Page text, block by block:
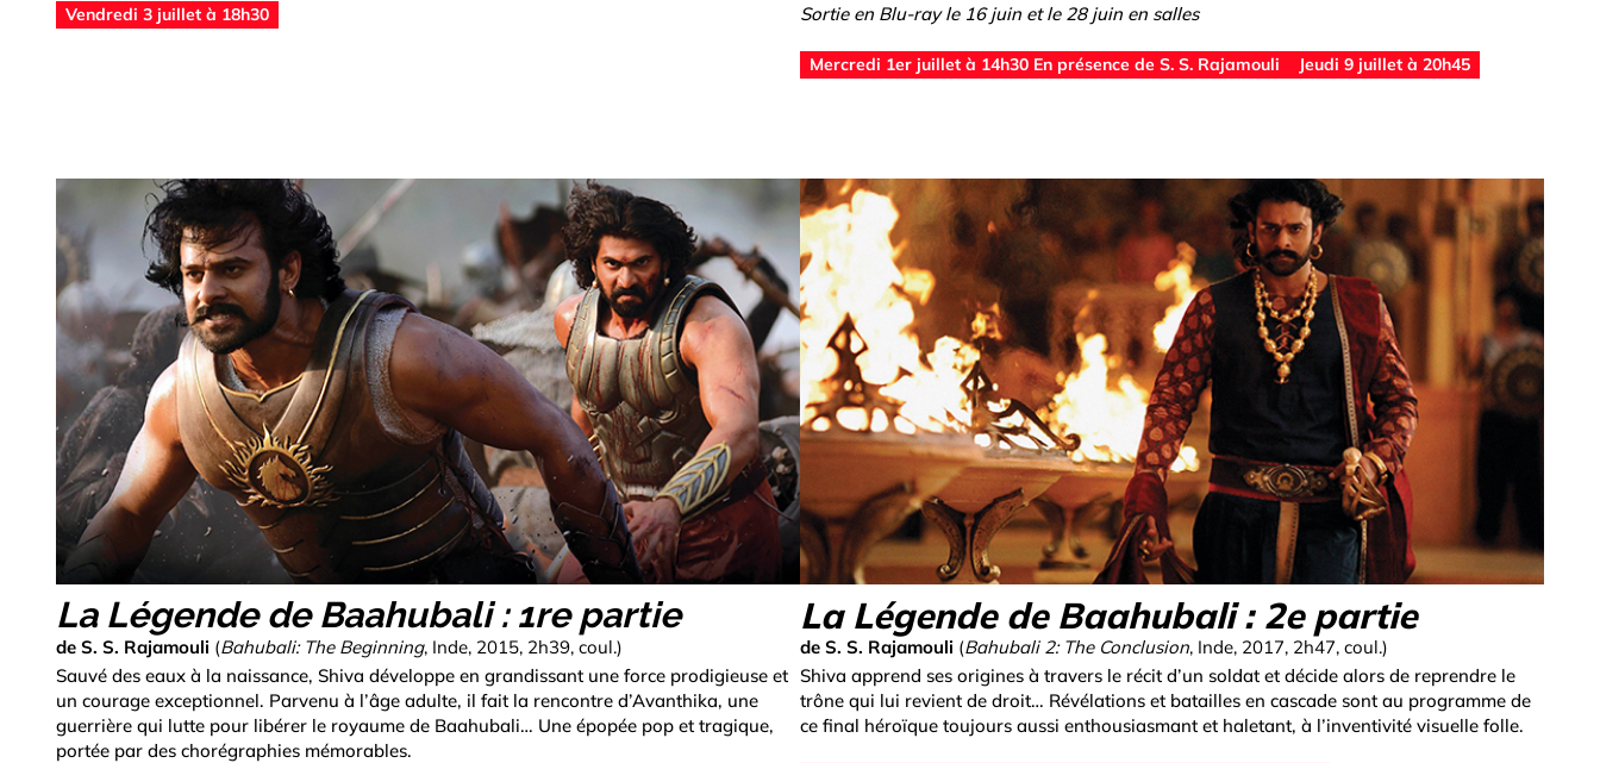
Vendredi 3 juillet à 18h30 Sortie en Blu-ray le 16 juin et le 28 juin en salles
Mercredi 1er juillet à 14h30 En présence de S. S. Rajamouli Jeudi 9 juillet à 20h45
La Légende de Baahubali : 1re partie
de S. S. Rajamouli (Bahubali: The Beginning, Inde, 2015, 2h39, coul.)
Sauvé des eaux à la naissance, Shiva développe en grandissant une force prodigieuse et
un courage exceptionnel. Parvenu à l’âge adulte, il fait la rencontre d’Avanthika, une
guerrière qui lutte pour libérer le royaume de Baahubali… Une épopée pop et tragique,
portée par des chorégraphies mémorables.
La Légende de Baahubali : 2e partie
de S. S. Rajamouli (Bahubali 2: The Conclusion, Inde, 2017, 2h47, coul.)
Shiva apprend ses origines à travers le récit d’un soldat et décide alors de reprendre le
trône qui lui revient de droit… Révélations et batailles en cascade sont au programme de
ce final héroïque toujours aussi enthousiasmant et haletant, à l’inventivité visuelle folle.